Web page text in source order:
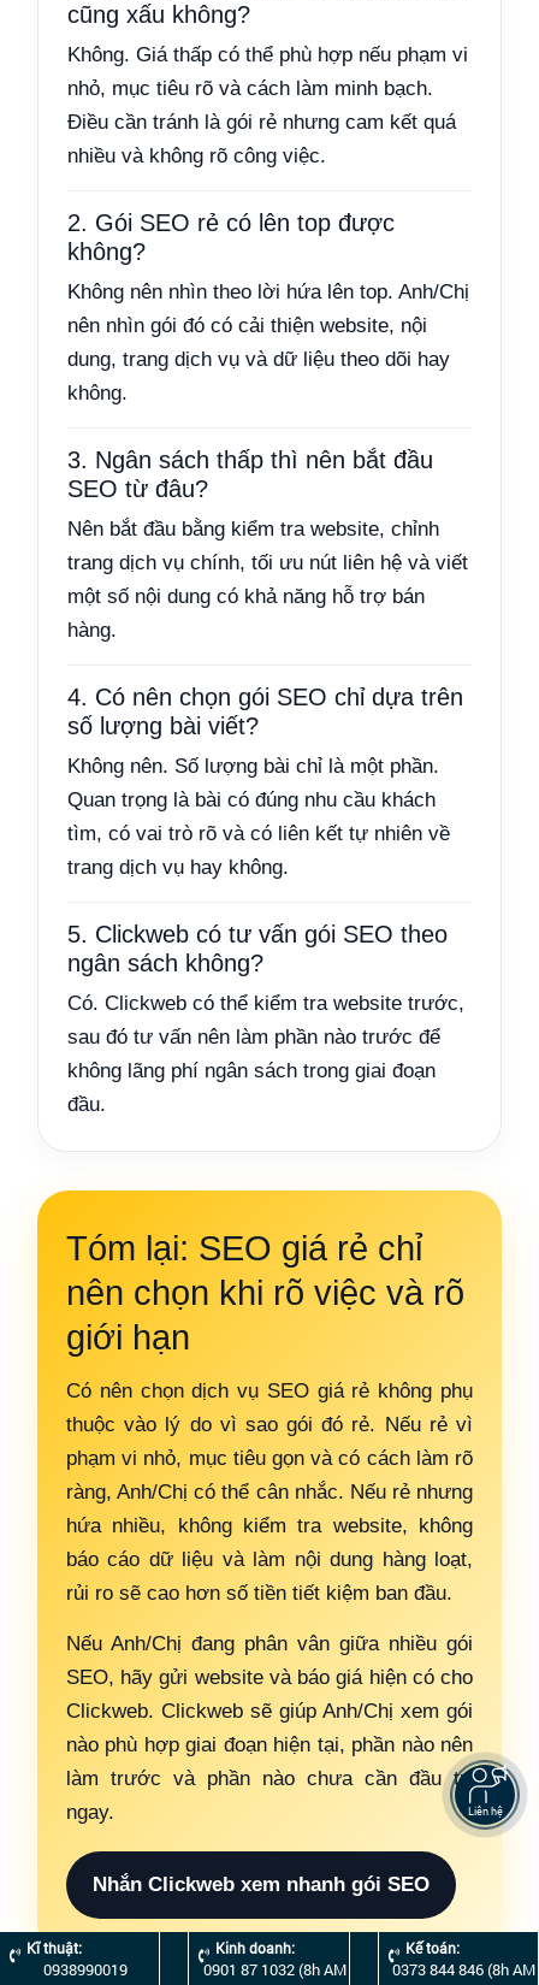
cũng xấu không?
Không. Giá thấp có thể phù hợp nếu phạm vi
nhỏ, mục tiêu rõ và cách làm minh bạch.
Điều cần tránh là gói rẻ nhưng cam kết quá
nhiều và không rõ công việc.
2. Gói SEO rẻ có lên top được
không?
Không nên nhìn theo lời hứa lên top. Anh/Chị
nên nhìn gói đó có cải thiện website, nội
dung, trang dịch vụ và dữ liệu theo dõi hay
không.
3. Ngân sách thấp thì nên bắt đầu
SEO từ đâu?
Nên bắt đầu bằng kiểm tra website, chỉnh
trang dịch vụ chính, tối ưu nút liên hệ và viết
một số nội dung có khả năng hỗ trợ bán
hàng.
4. Có nên chọn gói SEO chỉ dựa trên
số lượng bài viết?
Không nên. Số lượng bài chỉ là một phần.
Quan trọng là bài có đúng nhu cầu khách
tìm, có vai trò rõ và có liên kết tự nhiên về
trang dịch vụ hay không.
5. Clickweb có tư vấn gói SEO theo
ngân sách không?
Có. Clickweb có thể kiểm tra website trước,
sau đó tư vấn nên làm phần nào trước để
không lãng phí ngân sách trong giai đoạn
đầu.
Tóm lại: SEO giá rẻ chỉ
nên chọn khi rõ việc và rõ
giới hạn
Có nên chọn dịch vụ SEO giá rẻ không phụ
thuộc vào lý do vì sao gói đó rẻ. Nếu rẻ vì
phạm vi nhỏ, mục tiêu gọn và có cách làm rõ
ràng, Anh/Chị có thể cân nhắc. Nếu rẻ nhưng
hứa nhiều, không kiểm tra website, không
báo cáo dữ liệu và làm nội dung hàng loạt,
rủi ro sẽ cao hơn số tiền tiết kiệm ban đầu.
Nếu Anh/Chị đang phân vân giữa nhiều gói
SEO, hãy gửi website và báo giá hiện có cho
Clickweb. Clickweb sẽ giúp Anh/Chị xem gói
nào phù hợp giai đoạn hiện tại, phần nào nên
làm trước và phần nào chưa cần đầu tư
ngay.
Nhắn Clickweb xem nhanh gói SEO
Kĩ thuật:
0938990019
Kinh doanh:
0901 87 1032 (8h AM
Kế toán:
0373 844 846 (8h AM
Liên hệ